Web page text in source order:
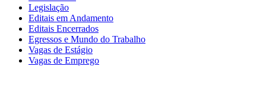
Legislação
Editais em Andamento
Editais Encerrados
Egressos e Mundo do Trabalho
Vagas de Estágio
Vagas de Emprego